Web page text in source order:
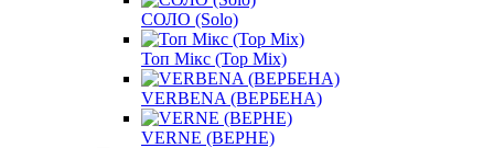
СОЛО (Solo)
Топ Мікс (Top Mix)
VERBENA (ВЕРБЕНА)
VERNE (ВЕРНЕ)